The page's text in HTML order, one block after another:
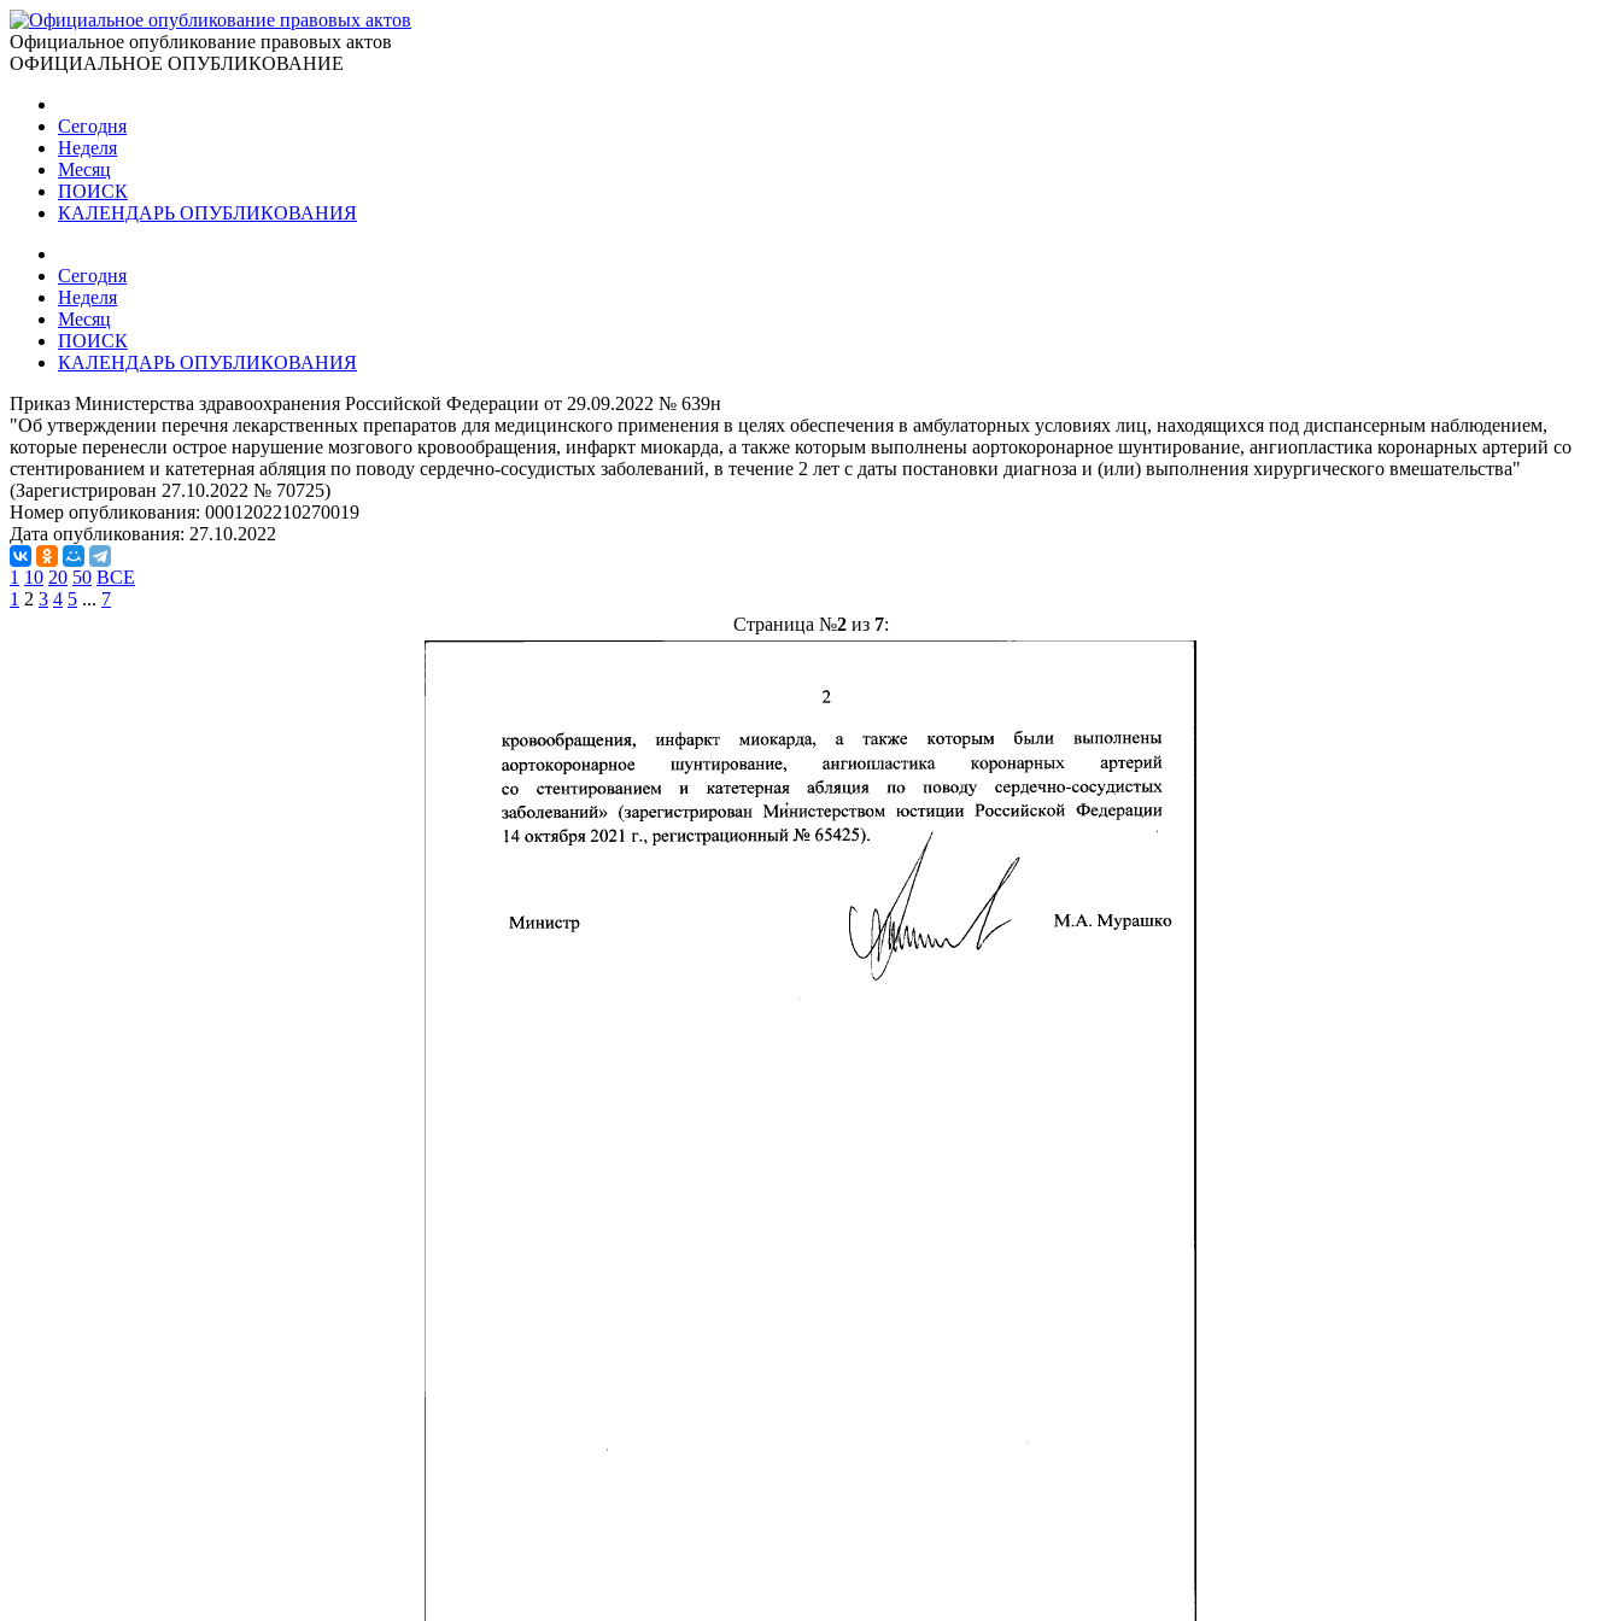
Официальное опубликование правовых актов
ОФИЦИАЛЬНОЕ ОПУБЛИКОВАНИЕ
Сегодня
Неделя
Месяц
ПОИСК
КАЛЕНДАРЬ ОПУБЛИКОВАНИЯ
Сегодня
Неделя
Месяц
ПОИСК
КАЛЕНДАРЬ ОПУБЛИКОВАНИЯ
Приказ Министерства здравоохранения Российской Федерации от 29.09.2022 № 639н
"Об утверждении перечня лекарственных препаратов для медицинского применения в целях обеспечения в амбулаторных условиях лиц, находящихся под диспансерным наблюдением,
которые перенесли острое нарушение мозгового кровообращения, инфаркт миокарда, а также которым выполнены аортокоронарное шунтирование, ангиопластика коронарных артерий со
стентированием и катетерная абляция по поводу сердечно-сосудистых заболеваний, в течение 2 лет с даты постановки диагноза и (или) выполнения хирургического вмешательства"
(Зарегистрирован 27.10.2022 № 70725)
Номер опубликования: 0001202210270019
Дата опубликования: 27.10.2022
1 10 20 50 ВСЕ
1 2 3 4 5 ... 7
Страница №2из 7: